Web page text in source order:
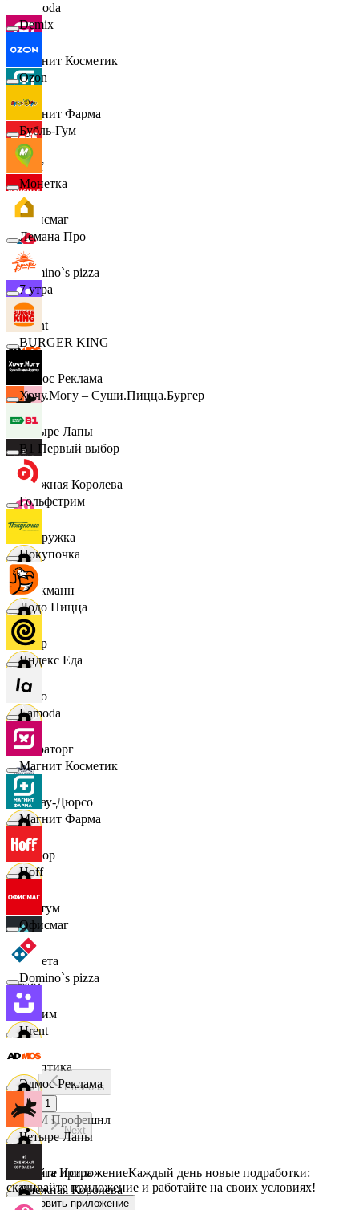
Lamoda
Магнит Косметик
Магнит Фарма
Hoff
Офисмаг
Domino`s pizza
Urent
Эдмос Реклама
Четыре Лапы
Снежная Королева
Подружка
Стокманн
Cпар
demo
Мираторг
Абрау-Дюрсо
Авиор
Альтум
Аркета
Архим
Асептика
АСМ Профешнл
Белуга Истра
Demix
Ozon
Бубль-Гум
Монетка
Лемана Про
7 утра
BURGER KING
Хочу.Могу – Суши.Пицца.Бургер
B1 Первый выбор
Гольфстрим
Покупочка
Додо Пицца
Яндекс Еда
Lamoda
Магнит Косметик
Магнит Фарма
Hoff
Офисмаг
Domino`s pizza
Urent
Эдмос Реклама
Четыре Лапы
Снежная Королева
Previous
1
Next
Скачайте приложениеКаждый день новые подработки:
скачивайте приложение и работайте на своих условиях!
Установить приложение